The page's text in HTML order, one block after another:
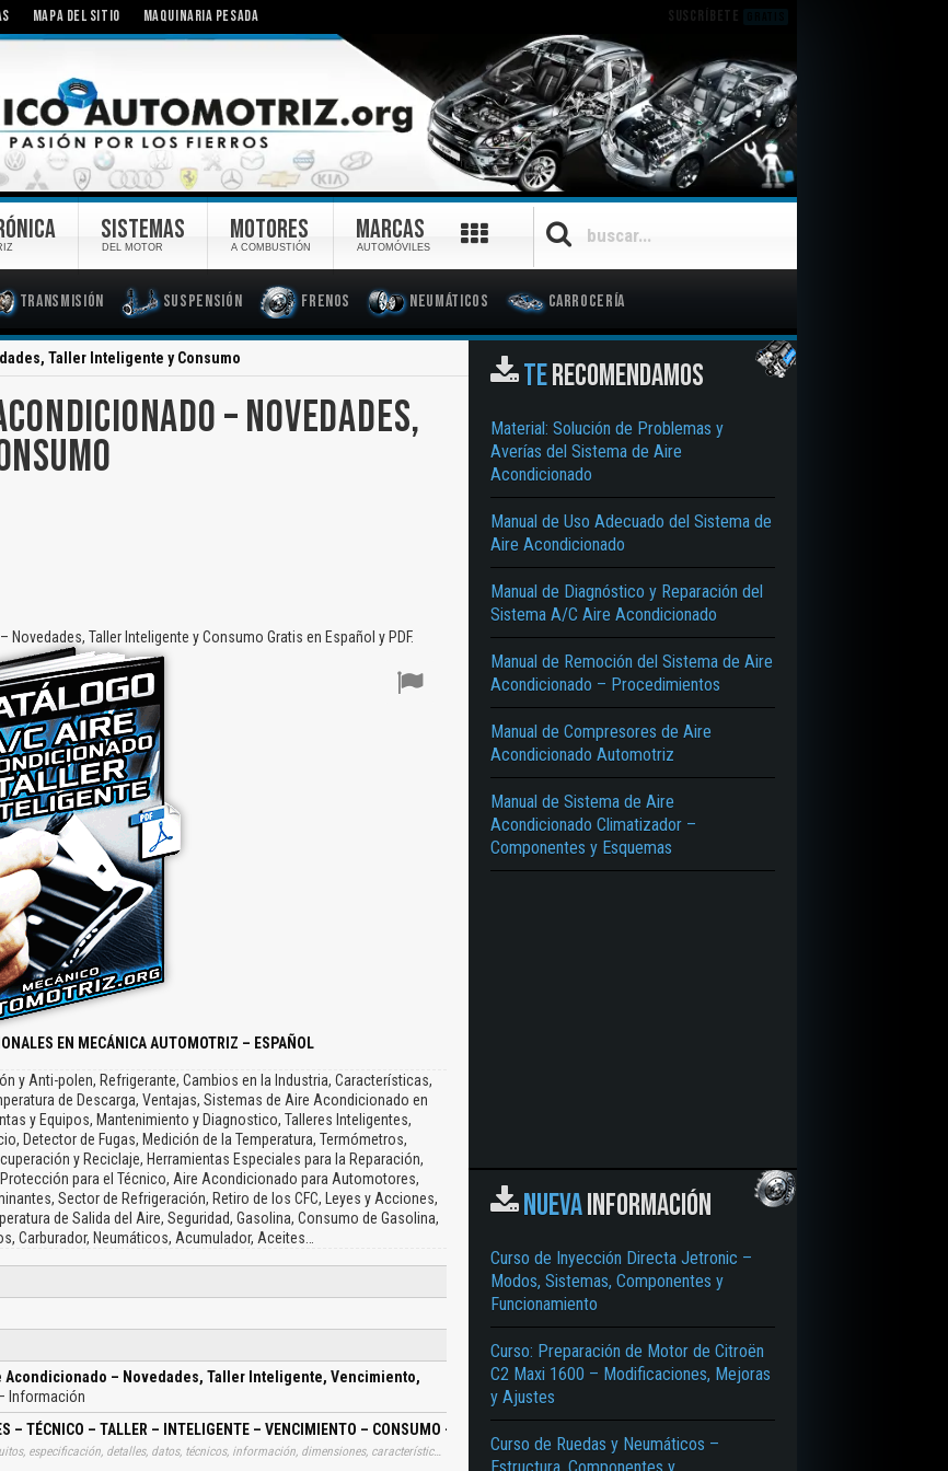
MAPA DEL SITIO MAQUINARIA PESADA SUSCRÍBETE
Transmisión Suspensión Frenos Neumáticos Carrocería
SISTEMAS
DEL MOTOR
MOTORES
A COMBUSTIÓN
MARCAS
AUTOMÓVILES
Taller Inteligente y Consumo
– NOVEDADES,
Taller Inteligente y Consumo Gratis en Español y PDF.
EN MECÁNICA AUTOMOTRIZ – ESPAÑOL
y Anti-polen, Refrigerante, Cambios en la Industria, Características,
de Descarga, Ventajas, Sistemas de Aire Acondicionado en
y Equipos, Mantenimiento y Diagnostico, Talleres Inteligentes,
Detector de Fugas, Medición de la Temperatura, Termómetros,
y Reciclaje, Herramientas Especiales para la Reparación,
para el Técnico, Aire Acondicionado para Automotores,
Sector de Refrigeración, Retiro de los CFC, Leyes y Acciones,
de Salida del Aire, Seguridad, Gasolina, Consumo de Gasolina,
Carburador, Neumáticos, Acumulador, Aceites…
Acondicionado – Novedades, Taller Inteligente, Vencimiento,
Información
– TÉCNICO – TALLER – INTELIGENTE – VENCIMIENTO – CONSUMO – CONFORT – SEGURIDAD – MEDIO AMBIENTE
Tags: catalogo, catalogos, catálogos, especificaciones, gratuito, gratuitos, especificación, detalles, datos, técnicos, información, dimensiones, características, caracteristicas, datos, gratis, descargar, vehículo, vehículos, coche, coches, automotriz, aires, acondicionados, acondicionadas, técnicos, tecnicos, talleres, vencimientos, consumos, seguras, aprender, descargas
TERECOMENDAMOS
Material: Solución de Problemas y
Averías del Sistema de Aire
Acondicionado
Manual de Uso Adecuado del Sistema de
Aire Acondicionado
Manual de Diagnóstico y Reparación del
Sistema A/C Aire Acondicionado
Manual de Remoción del Sistema de Aire
Acondicionado – Procedimientos
Manual de Compresores de Aire
Acondicionado Automotriz
Manual de Sistema de Aire
Acondicionado Climatizador –
Componentes y Esquemas
NUEVAINFORMACIÓN
Curso de Inyección Directa Jetronic –
Modos, Sistemas, Componentes y
Funcionamiento
Curso: Preparación de Motor de Citroën
C2 Maxi 1600 – Modificaciones, Mejoras
y Ajustes
Curso de Ruedas y Neumáticos –